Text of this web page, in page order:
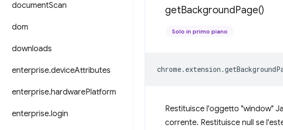
documentScan
dom
downloads
enterprise.deviceAttributes
enterprise.hardwarePlatform
enterprise.login
getBackgroundPage()
Solo in primo piano
chrome. extension .
Restituisce l'oggetto "window"
corrente. Restituisce null se